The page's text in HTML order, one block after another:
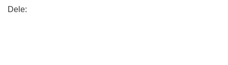
Dele: